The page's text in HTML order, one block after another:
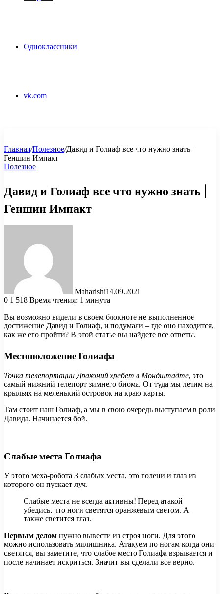
Одноклассники
vk.com
Главная/Полезное/Давид и Голиаф все что нужно знать |
Геншин Импакт
Полезное
Давид и Голиаф все что нужно знать |
Геншин Импакт
Maharishi14.09.2021
0 1 518 Время чтения: 1 минута
Вы возможно видели в своем блокноте не выполненное
достижение Давид и Голиаф, и подумали – где оно находится,
как же его пройти? В этой статье вы найдете все ответы.
Местоположение Голиафа
Точка телепортации Драконий хребет в Мондштадте, это
самый нижний телепорт зимнего биома. От туда мы летим на
крыльях на меленький островок на краю карты.
Там стоит наш Голиаф, а мы в свою очередь выступаем в роли
Давида. Начинается бой.
Слабые места Голиафа
У этого меха-робота 3 слабых места, это голени и глаз из
которого он пускает луч.
Слабые места не всегда активны! Перед атакой
убедись, что ноги светятся оранжевым светом. А
также светится глаз.
Первым делом нужно вывести из строя ноги. Для этого
можно использовать милишника. Атакуем по ногам когда они
светятся, вы заметите, что слабое место Голиафа взрывается и
после начинает искриться. Значит вы сделали все верно.